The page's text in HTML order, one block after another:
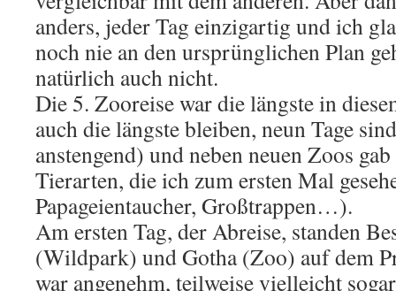
anders, jeder Tag einzigartig und ich
noch nie an den ursprünglichen Plan
natürlich auch nicht.
Die 5. Zooreise war die längste in
auch die längste bleiben, neun Tage
anstengend) und neben neuen Zoos
Tierarten, die ich zum ersten Mal
Papageientaucher, Großtrappen…).
Am ersten Tag, der Abreise, standen
(Wildpark) und Gotha (Zoo) auf dem
war angenehm, teilweise vielleicht